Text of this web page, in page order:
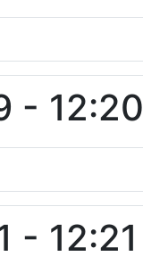
- 12:20
- 12:21